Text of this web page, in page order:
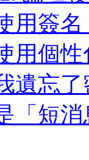
用簽名
用個
遺忘
「短消